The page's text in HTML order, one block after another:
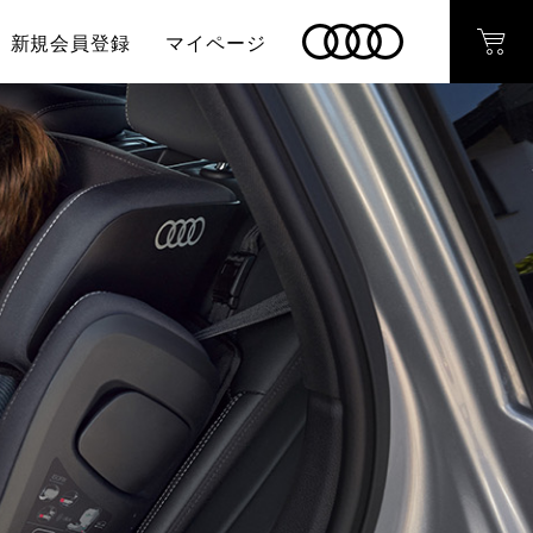
新規会員登録 マイページ